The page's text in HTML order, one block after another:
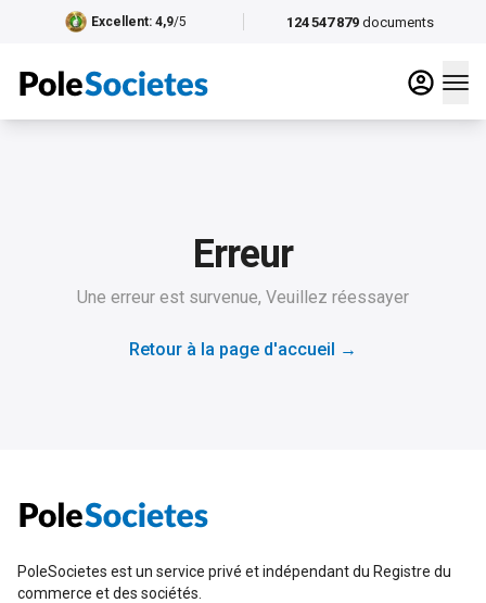
124 547 879 documents
Excellent: 4,9/5
Erreur
Une erreur est survenue, Veuillez réessayer
Retour à la page d'accueil →
PoleSocietes est un service privé et indépendant du Registre du
commerce et des sociétés.